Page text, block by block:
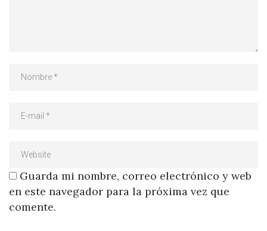
Guarda mi nombre, correo electrónico y web
en este navegador para la próxima vez que
comente.